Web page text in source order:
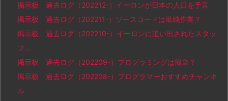
掲示板 過去ログ（202212-）イーロンが日本の人口を予言
掲示板 過去ログ（202211-）ソースコードは単純作業？
掲示板 過去ログ（202210-）イーロンに追い出されたスタッ
フ…
掲示板 過去ログ（202209-）プログラミングは簡単？
掲示板 過去ログ（202208-）プログラマーおすすめチャンネ
ル